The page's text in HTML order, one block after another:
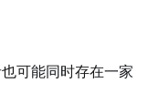
可能同时存在一家